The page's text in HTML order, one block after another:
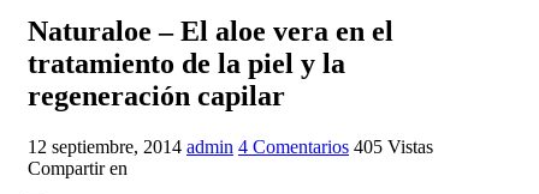
Naturaloe – El aloe vera en el
tratamiento de la piel y la
regeneración capilar
12 septiembre, 2014 admin 4 Comentarios 405 Vistas
Compartir en